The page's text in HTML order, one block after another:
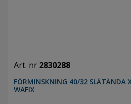
Art. nr 2830288
FÖRMINSKNING 40/32 SLÄTÄNDA
WAFIX